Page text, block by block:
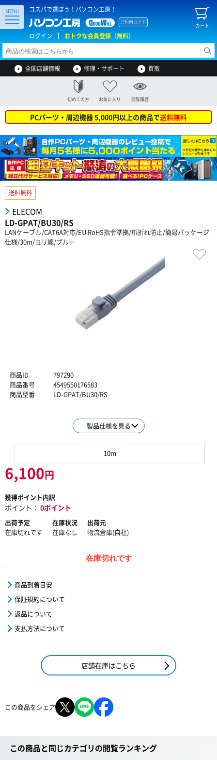
コスパで選ぼう！パソコン工房！
カート
ご利用ガイド
ログイン おトクな会員登録（無料）
MENU
全国店舗情報 修理・サポート 買取
初めての方 お気に入り 閲覧履歴
PCパーツ・周辺機器 5,000円以上の商品で送料無料
送料無料
ELECOM
LD-GPAT/BU30/RS
LANケーブル/CAT6A対応/EU RoHS指令準拠/爪折れ防止/簡易パッケージ
仕様/30m/ヨリ線/ブルー
商品ID
797290
商品番号
4549550176583
商品型番
LD-GPAT/BU30/RS
製品仕様を見る
10m
6,100円
獲得ポイント内訳
ポイント： 0ポイント
出荷予定
在庫切れです
在庫状況
在庫なし
出荷元
物流倉庫(自社)
在庫切れです
商品到着目安
保証規約について
返品について
支払方法について
店舗在庫はこちら
この商品をシェア
この商品と同じカテゴリの閲覧ランキング